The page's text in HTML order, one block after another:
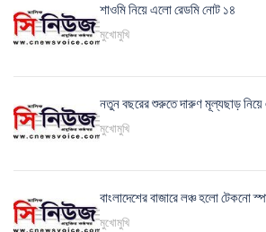
শাওমি নিয়ে এলো রেডমি নোট ১৪
মুখোমুখি
নতুন বছরের শুরুতে দারুণ মূল্যছাড় নিয়ে
মুখোমুখি
বাংলাদেশের বাজারে লঞ্চ হলো টেকনো
মুখোমুখি